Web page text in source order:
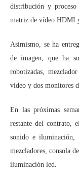
distribución y
matriz de vídeo HDMI
Asimismo, se ha
de imagen, que ha
robotizadas,
vídeo y dos monitores
En las próximas
restante del contrato,
sonido e iluminación,
mezcladores, consola
iluminación led.